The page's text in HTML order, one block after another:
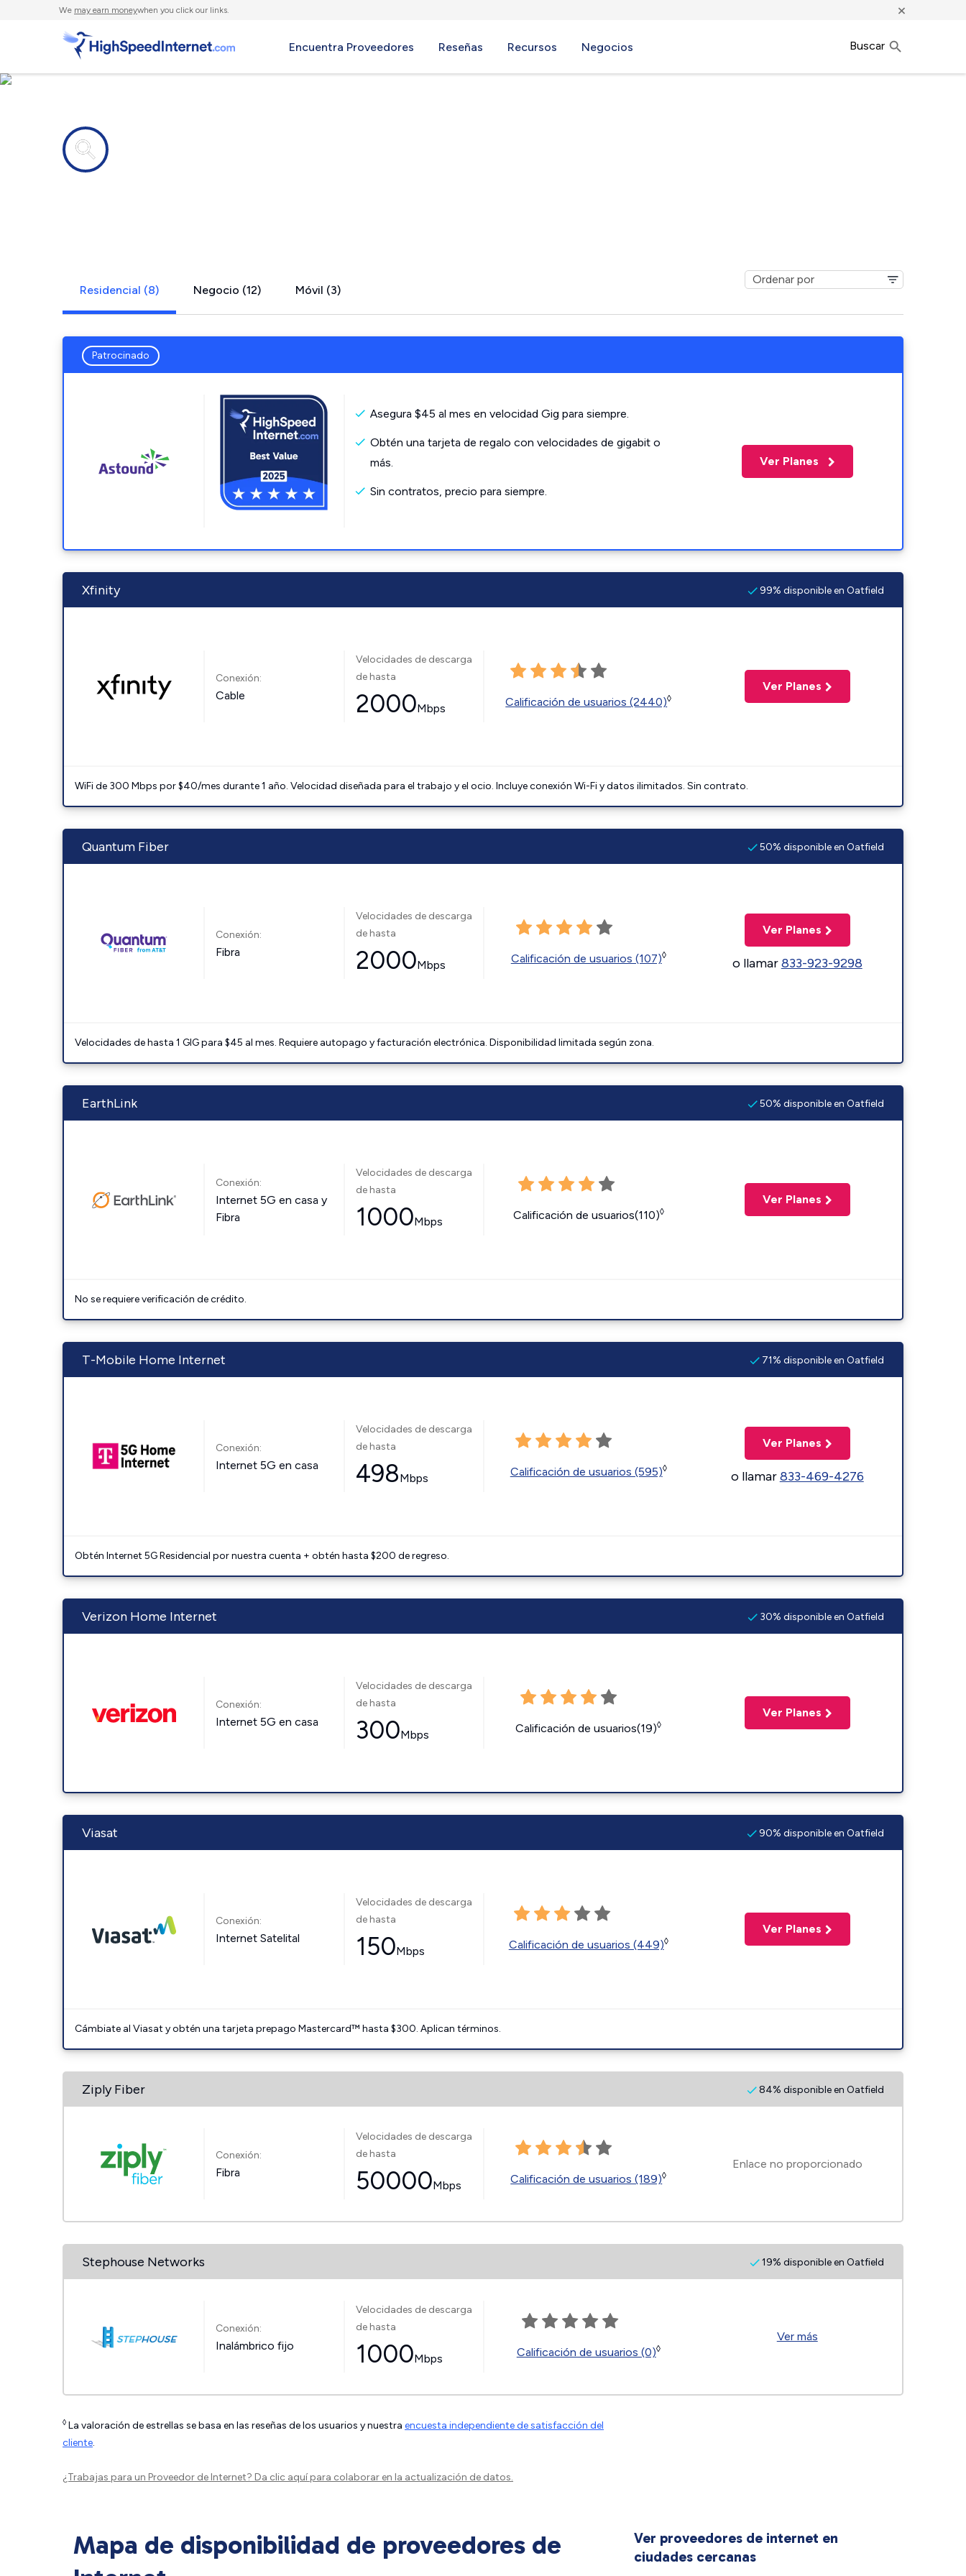
We may earn moneywhen you click our links. ×
Encuentra Proveedores Reseñas Recursos Negocios Buscar
Residencial (8) Negocio (12) Móvil (3)
Patrocinado
Asegura $45 al mes en velocidad Gig para siempre.
Obtén una tarjeta de regalo con velocidades de gigabit o
más.
Sin contratos, precio para siempre.
Ver Planes
Xfinity 99% disponible en Oatfield
Conexión:
Cable
Velocidades de descarga
de hasta
2000Mbps Calificación de usuarios (2440)◊
Ver Planes
WiFi de 300 Mbps por $40/mes durante 1 año. Velocidad diseñada para el trabajo y el ocio. Incluye conexión Wi-Fi y datos ilimitados. Sin contrato.
Quantum Fiber 50% disponible en Oatfield
Conexión:
Fibra
Velocidades de descarga
de hasta
2000Mbps Calificación de usuarios (107)◊
Ver Planes
o llamar833-923-9298
Velocidades de hasta 1 GIG para $45 al mes. Requiere autopago y facturación electrónica. Disponibilidad limitada según zona.
EarthLink 50% disponible en Oatfield
Conexión:
Internet 5G en casa y
Fibra
Velocidades de descarga
de hasta
1000Mbps Calificación de usuarios(110)◊
Ver Planes
No se requiere verificación de crédito.
T-Mobile Home Internet 71% disponible en Oatfield
Conexión:
Internet 5G en casa
Velocidades de descarga
de hasta
498Mbps Calificación de usuarios (595)◊
Ver Planes
o llamar833-469-4276
Obtén Internet 5G Residencial por nuestra cuenta + obtén hasta $200 de regreso.
Verizon Home Internet 30% disponible en Oatfield
Conexión:
Internet 5G en casa
Velocidades de descarga
de hasta
300Mbps Calificación de usuarios(19)◊
Ver Planes
Viasat 90% disponible en Oatfield
Conexión:
Internet Satelital
Velocidades de descarga
de hasta
150Mbps Calificación de usuarios (449)◊
Ver Planes
Cámbiate al Viasat y obtén una tarjeta prepago Mastercard™ hasta $300. Aplican términos.
Ziply Fiber 84% disponible en Oatfield
Conexión:
Fibra
Velocidades de descarga
de hasta
50000Mbps Calificación de usuarios (189)◊
Enlace no proporcionado
Stephouse Networks 19% disponible en Oatfield
Conexión:
Inalámbrico fijo
Velocidades de descarga
de hasta
1000Mbps Calificación de usuarios (0)◊
Ver más
◊ La valoración de estrellas se basa en las reseñas de los usuarios y nuestra encuesta independiente de satisfacción del
cliente.
¿Trabajas para un Proveedor de Internet? Da clic aquípara colaborar en la actualización de datos.
Mapa de disponibilidad de proveedores de
Ver proveedores de internet en
ciudades cercanas